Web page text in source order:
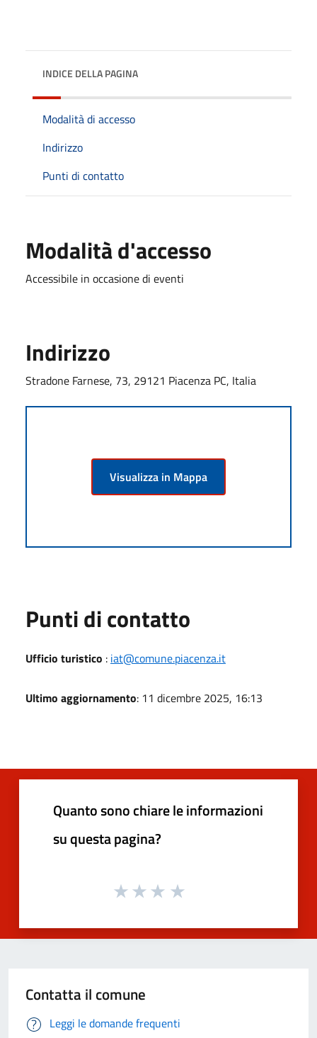
INDICE DELLA PAGINA
Modalità di accesso
Indirizzo
Punti di contatto
Modalità d'accesso
Accessibile in occasione di eventi
Indirizzo
Stradone Farnese, 73, 29121 Piacenza PC, Italia
Visualizza in Mappa
Punti di contatto
Ufficio turistico : iat@comune.piacenza.it
Ultimo aggiornamento: 11 dicembre 2025, 16:13
Quanto sono chiare le informazioni
su questa pagina?
Contatta il comune
Leggi le domande frequenti